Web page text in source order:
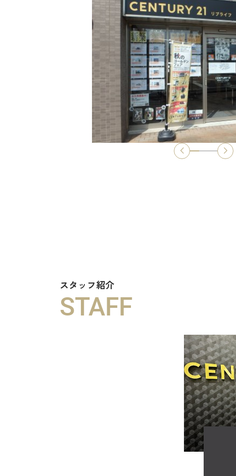
スタッフ紹介
STAFF